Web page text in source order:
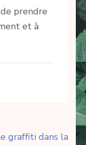
prendre
et à
graffiti dans la